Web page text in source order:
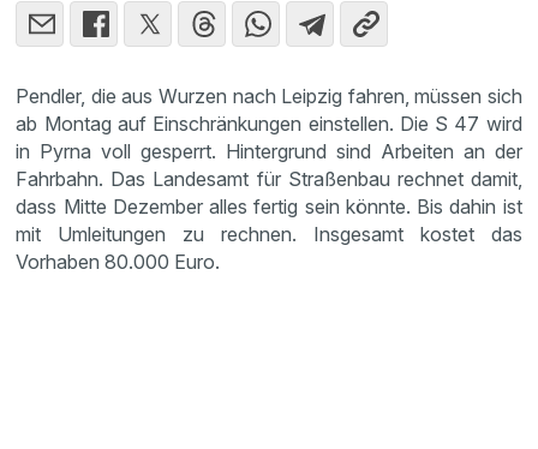
Pendler, die aus Wurzen nach Leipzig fahren, müssen sich
ab Montag auf Einschränkungen einstellen. Die S 47 wird
in Pyrna voll gesperrt. Hintergrund sind Arbeiten an der
Fahrbahn. Das Landesamt für Straßenbau rechnet damit,
dass Mitte Dezember alles fertig sein könnte. Bis dahin ist
mit Umleitungen zu rechnen. Insgesamt kostet das
Vorhaben 80.000 Euro.